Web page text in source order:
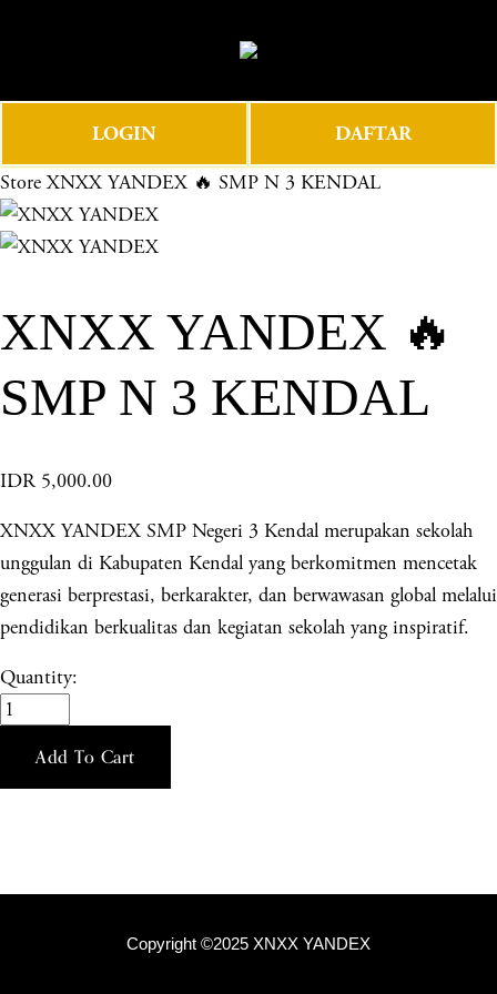
e
e
n
u
LOGIN DAFTAR
Store XNXX YANDEX 🔥 SMP N 3 KENDAL
XNXX YANDEX 🔥
SMP N 3 KENDAL
IDR 5,000.00
XNXX YANDEX SMP Negeri 3 Kendal merupakan sekolah
unggulan di Kabupaten Kendal yang berkomitmen mencetak
generasi berprestasi, berkarakter, dan berwawasan global melalui
pendidikan berkualitas dan kegiatan sekolah yang inspiratif.
Quantity:
Add To Cart
Copyright ©2025 XNXX YANDEX